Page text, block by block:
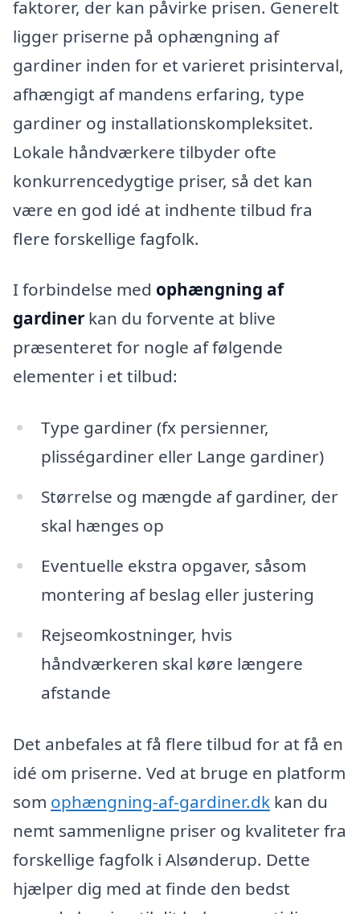
faktorer, der kan påvirke prisen. Generelt
ligger priserne på ophængning af
gardiner inden for et varieret prisinterval,
afhængigt af mandens erfaring, type
gardiner og installationskompleksitet.
Lokale håndværkere tilbyder ofte
konkurrencedygtige priser, så det kan
være en god idé at indhente tilbud fra
flere forskellige fagfolk.
I forbindelse med ophængning af
gardiner kan du forvente at blive
præsenteret for nogle af følgende
elementer i et tilbud:
Type gardiner (fx persienner,
plisségardiner eller Lange gardiner)
Størrelse og mængde af gardiner, der
skal hænges op
Eventuelle ekstra opgaver, såsom
montering af beslag eller justering
Rejseomkostninger, hvis
håndværkeren skal køre længere
afstande
Det anbefales at få flere tilbud for at få en
idé om priserne. Ved at bruge en platform
som ophængning-af-gardiner.dk kan du
nemt sammenligne priser og kvaliteter fra
forskellige fagfolk i Alsønderup. Dette
hjælper dig med at finde den bedst